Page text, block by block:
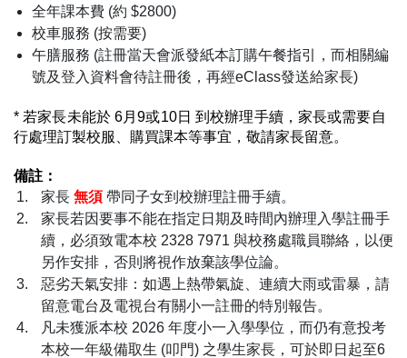
全年課本費 (約 $2800)
校車服務 (按需要)
午膳服務 (註冊當天會派發紙本訂購午餐指引，而相關編
號及登入資料會待註冊後，再經eClass發送給家長)
* 若家長未能於 6月9或10日 到校辦理手續，家長或需要自
行處理訂製校服、購買課本等事宜，敬請家長留意。
備註：
家長 無須 帶同子女到校辦理註冊手續。
家長若因要事不能在指定日期及時間內辦理入學註冊手
續，必須致電本校 2328 7971 與校務處職員聯絡，以便
另作安排，否則將視作放棄該學位論。
惡劣天氣安排：如遇上熱帶氣旋、連續大雨或雷暴，請
留意電台及電視台有關小一註冊的特別報告。
凡未獲派本校 2026 年度小一入學學位，而仍有意投考
本校一年級備取生 (叩門) 之學生家長，可於即日起至6